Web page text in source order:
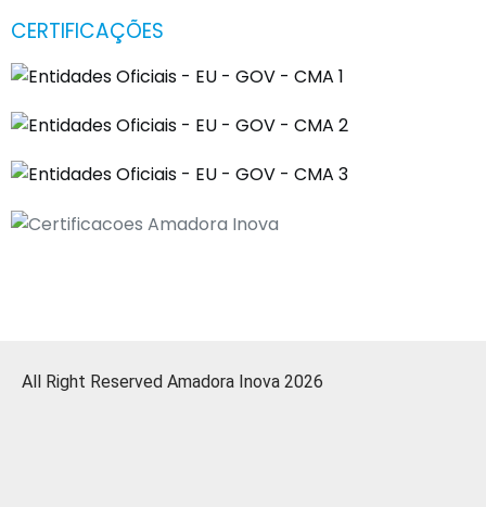
CERTIFICAÇÕES
All Right Reserved Amadora Inova 2026